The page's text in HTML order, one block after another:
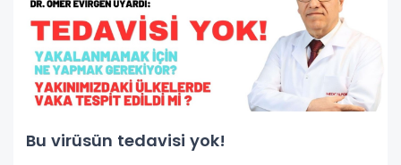
Bu virüsün tedavisi yok!